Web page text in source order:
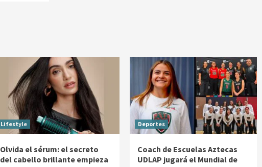
Lifestyle
Olvida el sérum: el secreto
del cabello brillante empieza
Deportes
Coach de Escuelas Aztecas
UDLAP jugará el Mundial de